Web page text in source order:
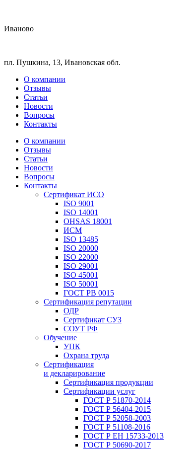
Иваново
пл. Пушкина, 13, Ивановская обл.
О компании
Отзывы
Статьи
Новости
Вопросы
Контакты
О компании
Отзывы
Статьи
Новости
Вопросы
Контакты
Сертификат ИСО
ISO 9001
ISO 14001
OHSAS 18001
ИСМ
ISO 13485
ISO 20000
ISO 22000
ISO 29001
ISO 45001
ISO 50001
ГОСТ РВ 0015
Сертификация репутации
ОДР
Сертификат СУЗ
СОУТ РФ
Обучение
УПК
Охрана труда
Сертификация
и декларирование
Сертификация продукции
Сертификации услуг
ГОСТ Р 51870-2014
ГОСТ Р 56404-2015
ГОСТ Р 52058-2003
ГОСТ Р 51108-2016
ГОСТ Р ЕН 15733-2013
ГОСТ Р 50690-2017